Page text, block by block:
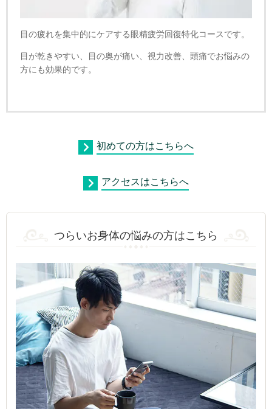
目の疲れを集中的にケアする眼精疲労回復特化コースです。
目が乾きやすい、目の奥が痛い、視力改善、頭痛でお悩みの
方にも効果的です。
初めての方はこちらへ
アクセスはこちらへ
つらいお身体の悩みの方はこちら